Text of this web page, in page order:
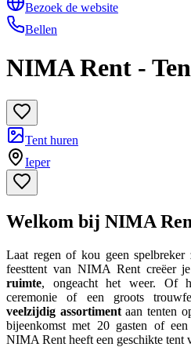
Bezoek de website
Bellen
NIMA Rent -
Tent huren
Ieper
Welkom bij NIMA
Laat regen of kou geen
feesttent van NIMA Rent creëer
ruimte, ongeacht het weer. Of
ceremonie of een groots
veelzijdig assortimentaan tenten
bijeenkomst met 20 gasten of
NIMA Rent heeft een geschikte tent